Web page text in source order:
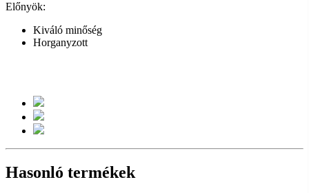
Előnyök:
Kiváló minőség
Horganyzott
Hasonló termékek